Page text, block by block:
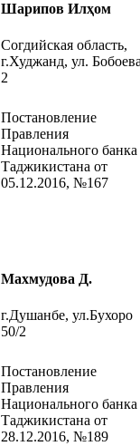
Шарипов Илҳом
Согдийская область,
г.Худжанд, ул.
2
Постановление
Правления
Национального банка
Таджикистана от
05.12.2016, №167
Махмудова Д.
г.Душанбе, ул.Бухоро
50/2
Постановление
Правления
Национального банка
Таджикистана от
28.12.2016, №189